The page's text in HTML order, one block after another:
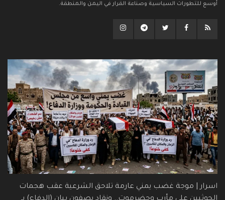
أوسع للتطورات السياسية وصناعة القرار في اليمن والمنطقة.
اسرار | موجة غضب يمني عارمة تلاحق الشرعية عقب هجمات